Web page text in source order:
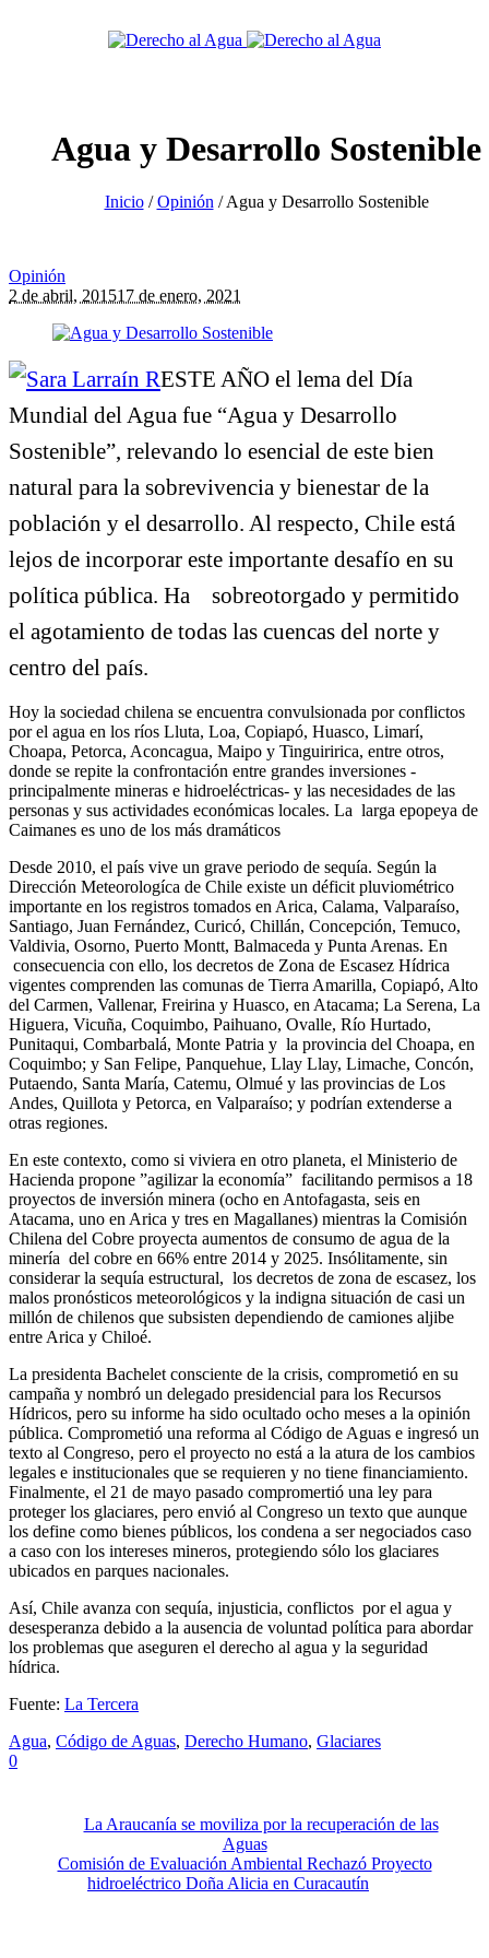
Agua y Desarrollo Sostenible
Inicio /Opinión /Agua y Desarrollo Sostenible
Opinión
2 de abril, 201517 de enero, 2021
ESTE AÑO el lema del Día
Mundial del Agua fue “Agua y Desarrollo
Sostenible”, relevando lo esencial de este bien
natural para la sobrevivencia y bienestar de la
población y el desarrollo. Al respecto, Chile está
lejos de incorporar este importante desafío en su
política pública. Ha sobreotorgado y permitido
el agotamiento de todas las cuencas del norte y
centro del país.
Hoy la sociedad chilena se encuentra convulsionada por conflictos
por el agua en los ríos Lluta, Loa, Copiapó, Huasco, Limarí,
Choapa, Petorca, Aconcagua, Maipo y Tinguiririca, entre otros,
donde se repite la confrontación entre grandes inversiones -
principalmente mineras e hidroeléctricas- y las necesidades de las
personas y sus actividades económicas locales. La larga epopeya de
Caimanes es uno de los más dramáticos
Desde 2010, el país vive un grave periodo de sequía. Según la
Dirección Meteorologíca de Chile existe un déficit pluviométrico
importante en los registros tomados en Arica, Calama, Valparaíso,
Santiago, Juan Fernández, Curicó, Chillán, Concepción, Temuco,
Valdivia, Osorno, Puerto Montt, Balmaceda y Punta Arenas. En
consecuencia con ello, los decretos de Zona de Escasez Hídrica
vigentes comprenden las comunas de Tierra Amarilla, Copiapó, Alto
del Carmen, Vallenar, Freirina y Huasco, en Atacama; La Serena, La
Higuera, Vicuña, Coquimbo, Paihuano, Ovalle, Río Hurtado,
Punitaqui, Combarbalá, Monte Patria y la provincia del Choapa, en
Coquimbo; y San Felipe, Panquehue, Llay Llay, Limache, Concón,
Putaendo, Santa María, Catemu, Olmué y las provincias de Los
Andes, Quillota y Petorca, en Valparaíso; y podrían extenderse a
otras regiones.
En este contexto, como si viviera en otro planeta, el Ministerio de
Hacienda propone ”agilizar la economía” facilitando permisos a 18
proyectos de inversión minera (ocho en Antofagasta, seis en
Atacama, uno en Arica y tres en Magallanes) mientras la Comisión
Chilena del Cobre proyecta aumentos de consumo de agua de la
minería del cobre en 66% entre 2014 y 2025. Insólitamente, sin
considerar la sequía estructural, los decretos de zona de escasez, los
malos pronósticos meteorológicos y la indigna situación de casi un
millón de chilenos que subsisten dependiendo de camiones aljibe
entre Arica y Chiloé.
La presidenta Bachelet consciente de la crisis, comprometió en su
campaña y nombró un delegado presidencial para los Recursos
Hídricos, pero su informe ha sido ocultado ocho meses a la opinión
pública. Comprometió una reforma al Código de Aguas e ingresó un
texto al Congreso, pero el proyecto no está a la atura de los cambios
legales e institucionales que se requieren y no tiene financiamiento.
Finalmente, el 21 de mayo pasado compromertió una ley para
proteger los glaciares, pero envió al Congreso un texto que aunque
los define como bienes públicos, los condena a ser negociados caso
a caso con los intereses mineros, protegiendo sólo los glaciares
ubicados en parques nacionales.
Así, Chile avanza con sequía, injusticia, conflictos por el agua y
desesperanza debido a la ausencia de voluntad política para abordar
los problemas que aseguren el derecho al agua y la seguridad
hídrica.
Fuente: La Tercera
Agua, Código de Aguas, Derecho Humano, Glaciares
0
La Araucanía se moviliza por la recuperación de las
Aguas
Comisión de Evaluación Ambiental Rechazó Proyecto
hidroeléctrico Doña Alicia en Curacautín